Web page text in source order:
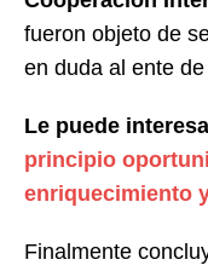
fueron objeto de
en duda al ente de
Le puede
principio
enriquecimiento
Finalmente